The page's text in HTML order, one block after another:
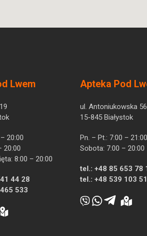
Lwem
20:00
20:00
8:00 – 20:00
44 28
533
Apteka Pod
ul. Antoniukowska 56
15-845 Białystok
Pn. – Pt.: 7:00 – 21:00
Sobota: 7:00 – 20:00
tel.: +48 85 653 78
tel.: +48 539 103